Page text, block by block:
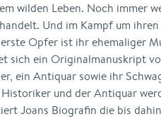
wilden Leben. Noch immer
Und im Kampf um
Opfer ist ihr ehemaliger
sich ein Originalmanuskript
ein Antiquar sowie ihr
und der Antiquar
Joans Biografin die bis